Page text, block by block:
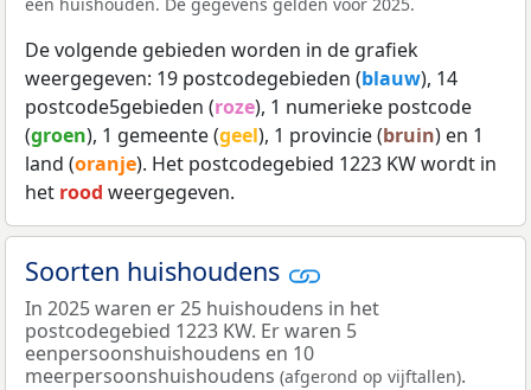
De volgende gebieden worden in de grafiek
weergegeven: 19 postcodegebieden (blauw), 14
postcode5gebieden (roze), 1 numerieke postcode
(groen), 1 gemeente (geel), 1 provincie (bruin) en 1
land (oranje). Het postcodegebied 1223 KW wordt in
het rood weergegeven.
Soorten huishoudens
In 2025 waren er 25 huishoudens in het
postcodegebied 1223 KW. Er waren 5
eenpersoonshuishoudens en 10
meerpersoonshuishoudens (afgerond op vijftallen).